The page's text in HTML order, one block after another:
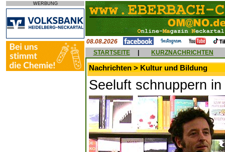
WERBUNG
08.08.2026
STARTSEITE
KURZNACHRICHTEN
Nachrichten > Kultur und Bildung
Seeluft schnuppern